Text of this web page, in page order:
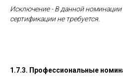
Исключение - В данной номинации
сертификации не требуется.
1.7.3. Профессиональные